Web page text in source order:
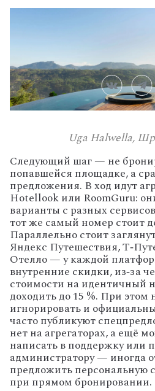
Uga Halwella,
Следующий шаг— не
попавшейся площадке,а
предложения. Вход идут
Hotellookили RoomGuru:
варианты с разных сервисов
тотже самый номер стоит
Параллельностоит
Яндекс Путешествия,
Отелло— укаждой
внутренние скидки,из‑за
стоимости наидентичный
доходитьдо15 %. При этом
игнорироватьи
частопубликуют
нетнаагрегаторах,аещё
написатьвподдержкуили
администратору— иногда
предложитьперсональную
при прямом бронировании.